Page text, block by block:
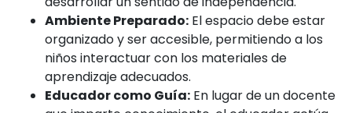
Ambiente Preparado: El espacio debe estar
organizado y ser accesible, permitiendo a los
niños interactuar con los materiales de
aprendizaje adecuados.
Educador como Guía: En lugar de un docente